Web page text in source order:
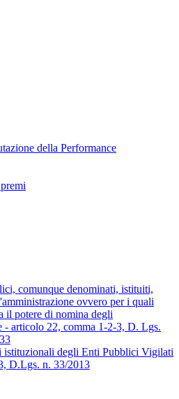
della Performance
comunque denominati, istituiti,
ovvero per i quali
il potere di nomina degli
- articolo 22, comma 1-2-3, D. Lgs.
istituzionali degli Enti Pubblici Vigilati
D.Lgs. n. 33/2013